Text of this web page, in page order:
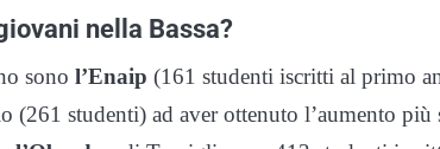
nella Bassa?
sono l’Enaip (161 studenti iscritti al primo
(261 studenti) ad aver ottenuto l’aumento più